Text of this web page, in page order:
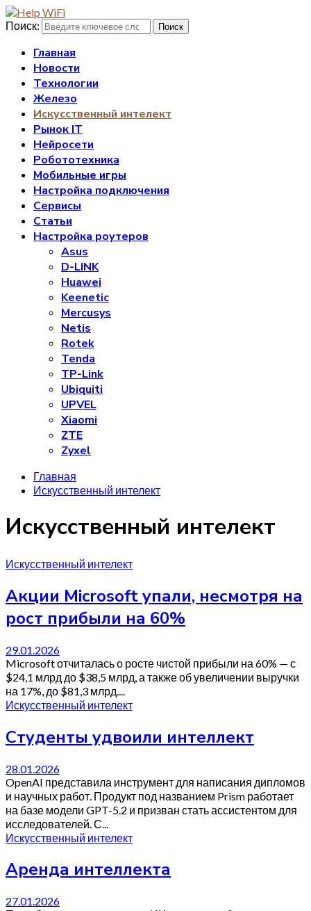
Поиск: Поиск
Главная
Новости
Технологии
Железо
Искусственный интелект
Рынок IT
Нейросети
Робототехника
Мобильные игры
Настройка подключения
Сервисы
Статьи
Настройка роутеров
Asus
D-LINK
Huawei
Keenetic
Mercusys
Netis
Rotek
Tenda
TP-Link
Ubiquiti
UPVEL
Xiaomi
ZTE
Zyxel
Главная
Искусственный интелект
Искусственный интелект
Искусственный интелект
Акции Microsoft упали, несмотря на
рост прибыли на 60%
29.01.2026
Microsoft отчиталась о росте чистой прибыли на 60% — с
$24,1 млрд до $38,5 млрд, а также об увеличении выручки
на 17%, до $81,3 млрд....
Искусственный интелект
Студенты удвоили интеллект
28.01.2026
OpenAI представила инструмент для написания дипломов
и научных работ. Продукт под названием Prism работает
на базе модели GPT-5.2 и призван стать ассистентом для
исследователей. С...
Искусственный интелект
Аренда интеллекта
27.01.2026